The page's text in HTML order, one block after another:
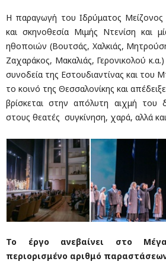
Η παραγωγή του Ιδρύματος Μείζονος
και σκηνοθεσία Μιμής Ντενίση και
ηθοποιών (Βουτσάς, Χαλκιάς,
Ζαχαράκος, Μακαλιάς, Γερονικολού
συνοδεία της Εστουδιαντίνας και του
το κοινό της Θεσσαλονίκης και
βρίσκεται στην απόλυτη αιχμή του
στους θεατές συγκίνηση, χαρά, αλλά
Το έργο ανεβαίνει στο
περιορισμένο αριθμό